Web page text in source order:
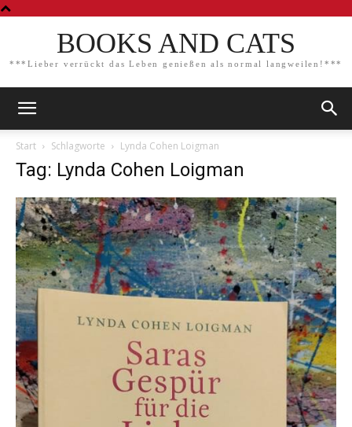
BOOKS AND CATS
***Lieber verrückt das Leben genießen als normal langweilen!***
Start Schlagworte Lynda Cohen Loigman
Tag: Lynda Cohen Loigman